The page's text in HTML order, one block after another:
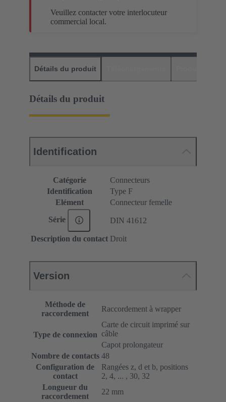
Veuillez contacter votre interlocuteur
commercial local.
Détails du produit
Détails du produit
Identification
Catégorie
Connecteurs
Identification
Type F
Elément
Connecteur femelle
Série DIN 41612
Description du contact Droit
Version
Méthode de
raccordement
Raccordement à wrapper
Type de connexion
Carte de circuit imprimé sur
câble
Capot prolongateur
Nombre de contacts 48
Configuration de
contact
Rangées z, d et b, positions
2, 4, ... , 30, 32
Longueur du
raccordement
22 mm